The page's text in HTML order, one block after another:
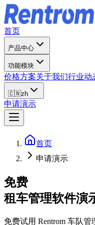
首页
产品中心
功能模块
价格方案关于我们行业动
🇨🇳zh
申请演示
首页
申请演示
免费
租车管理软件演
免费试用 Rentrom 车队